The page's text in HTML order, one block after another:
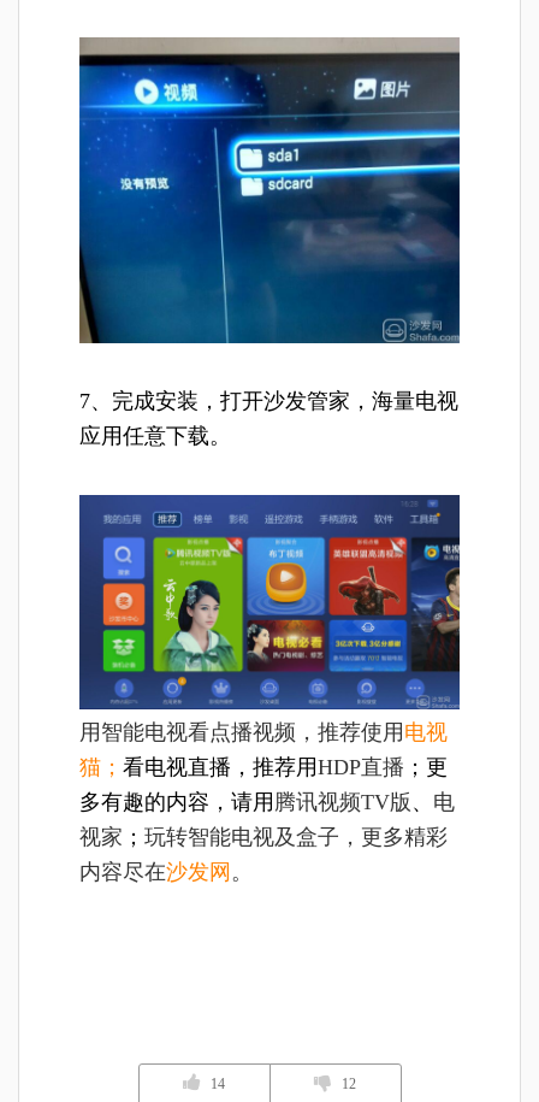
7、完成安装，打开沙发管家，海量电视
应用任意下载。
用智能电视看点播视频，推荐使用 电视
猫； 看电视直播，推荐用HDP直播 ；更
多有趣的内容，请用 腾讯视频TV版 、 电
视家 ； 玩转智能电视及盒子，更多精彩
内容尽在沙发网 。
14 12